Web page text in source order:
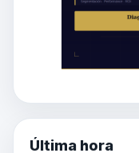
Última hora